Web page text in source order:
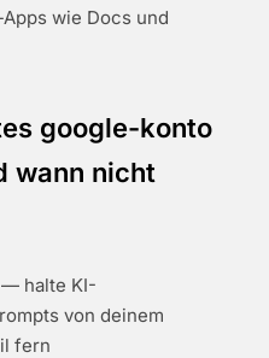
wie Docs und
google-konto
wann nicht
— halte KI-
von deinem
fern